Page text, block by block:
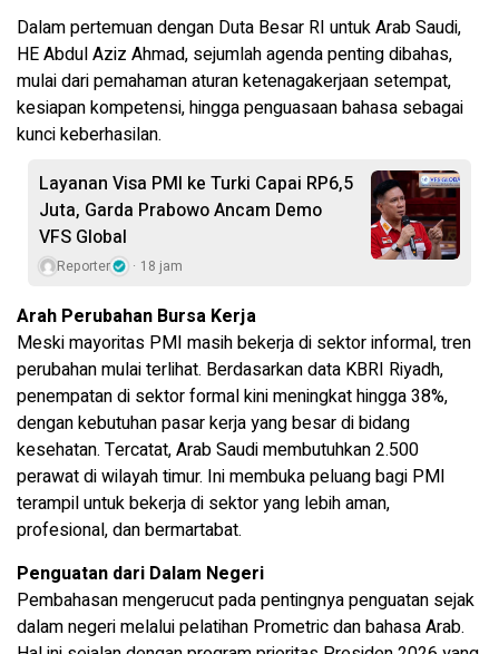
Dalam pertemuan dengan Duta Besar RI untuk Arab Saudi,
HE Abdul Aziz Ahmad, sejumlah agenda penting dibahas,
mulai dari pemahaman aturan ketenagakerjaan setempat,
kesiapan kompetensi, hingga penguasaan bahasa sebagai
kunci keberhasilan.
Layanan Visa PMI ke Turki Capai RP6,5
Juta, Garda Prabowo Ancam Demo
VFS Global
Reporter 18 jam
Arah Perubahan Bursa Kerja
Meski mayoritas PMI masih bekerja di sektor informal, tren
perubahan mulai terlihat. Berdasarkan data KBRI Riyadh,
penempatan di sektor formal kini meningkat hingga 38%,
dengan kebutuhan pasar kerja yang besar di bidang
kesehatan. Tercatat, Arab Saudi membutuhkan 2.500
perawat di wilayah timur. Ini membuka peluang bagi PMI
terampil untuk bekerja di sektor yang lebih aman,
profesional, dan bermartabat.
Penguatan dari Dalam Negeri
Pembahasan mengerucut pada pentingnya penguatan sejak
dalam negeri melalui pelatihan Prometric dan bahasa Arab.